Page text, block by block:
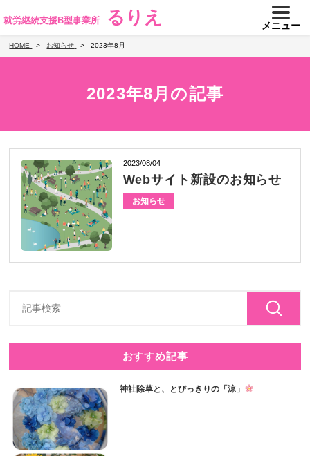
就労継続支援B型事業所 るりえ メニュー
HOME お知らせ 2023年8月
2023年8月の記事
2023/08/04
Webサイト新設のお知らせ
お知らせ
おすすめ記事
神社除草と、とびっきりの「涼」